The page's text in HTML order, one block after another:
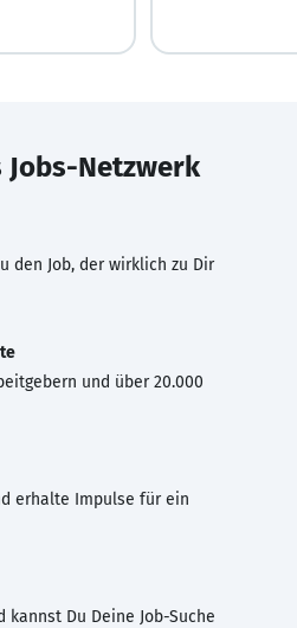
Jobs-Netzwerk
den Job, der wirklich zu Dir
und über 20.000
erhalte Impulse für ein
Du Deine Job-Suche